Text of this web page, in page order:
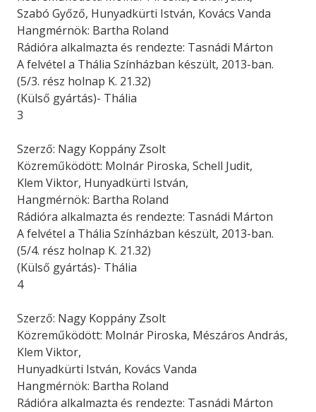
Szabó Győző, Hunyadkürti István, Kovács Vanda
Hangmérnök: Bartha Roland
Rádióra alkalmazta és rendezte: Tasnádi Márton
A felvétel a Thália Színházban készült, 2013-ban.
(5/3. rész holnap K. 21.32)
(Külső gyártás)- Thália
3
Szerző: Nagy Koppány Zsolt
Közreműködött: Molnár Piroska, Schell Judit,
Klem Viktor, Hunyadkürti István,
Hangmérnök: Bartha Roland
Rádióra alkalmazta és rendezte: Tasnádi Márton
A felvétel a Thália Színházban készült, 2013-ban.
(5/4. rész holnap K. 21.32)
(Külső gyártás)- Thália
4
Szerző: Nagy Koppány Zsolt
Közreműködött: Molnár Piroska, Mészáros András,
Klem Viktor,
Hunyadkürti István, Kovács Vanda
Hangmérnök: Bartha Roland
Rádióra alkalmazta és rendezte: Tasnádi Márton